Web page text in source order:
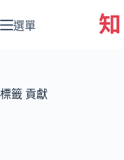
至
容
選單
標籤 貢獻